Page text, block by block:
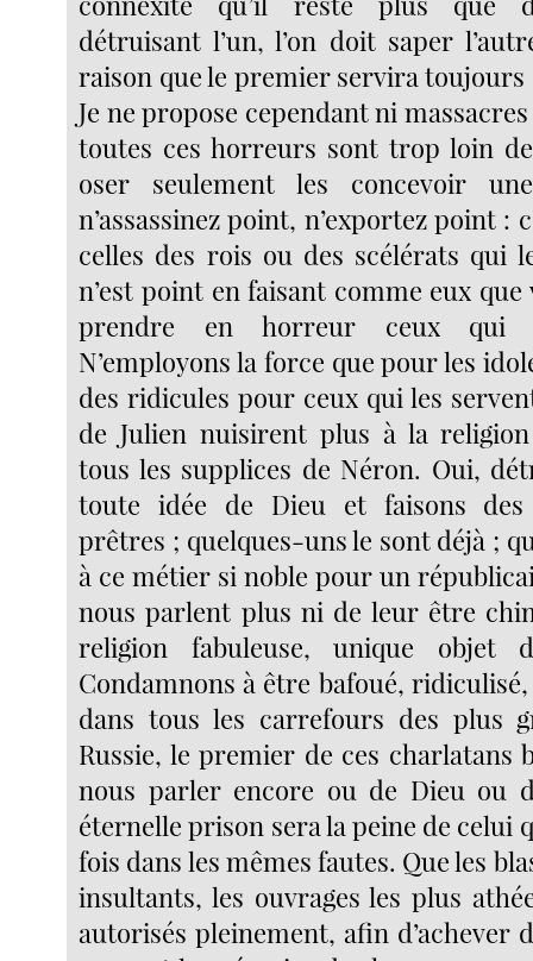
détruisant l’un, l’on doit saper
raison que le premier servira toujours
Je ne propose cependant ni
toutes ces horreurs sont trop loin
oser seulement les concevoir
n’assassinez point, n’exportez point :
celles des rois ou des scélérats qui
n’est point en faisant comme eux
prendre en horreur ceux qui
N’employons la force que pour les
des ridicules pour ceux qui les
de Julien nuisirent plus à la
tous les supplices de Néron. Oui,
toute idée de Dieu et faisons
prêtres ; quelques-uns le sont déjà ;
à ce métier si noble pour un
nous parlent plus ni de leur être
religion fabuleuse, unique objet
Condamnons à être bafoué,
dans tous les carrefours des plus
Russie, le premier de ces charlatans
nous parler encore ou de Dieu ou
éternelle prison sera la peine de celui
fois dans les mêmes fautes. Que les
insultants, les ouvrages les plus
autorisés pleinement, afin d’achever